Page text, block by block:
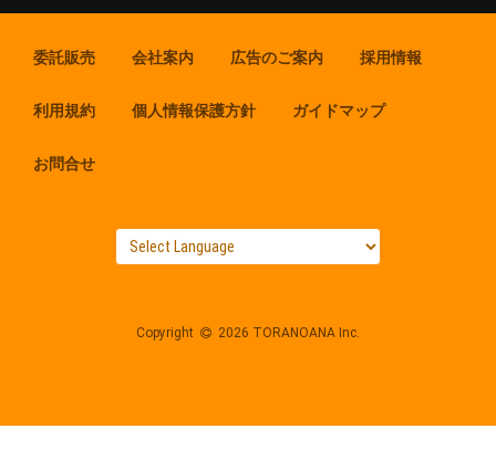
委託販売 会社案内 広告のご案内 採用情報
利用規約 個人情報保護方針 ガイドマップ
お問合せ
Copyright 2026 TORANOANA Inc.